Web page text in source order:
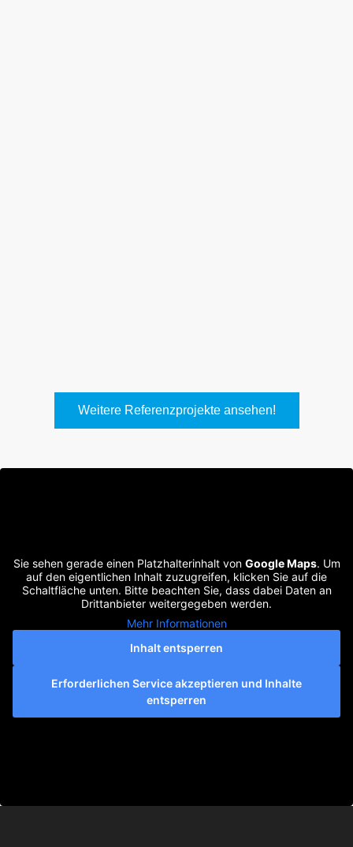
Weitere Referenzprojekte ansehen!
Sie sehen gerade einen Platzhalterinhalt von Google Maps. Um
auf den eigentlichen Inhalt zuzugreifen, klicken Sie auf die
Schaltfläche unten. Bitte beachten Sie, dass dabei Daten an
Drittanbieter weitergegeben werden.
Mehr Informationen
Inhalt entsperren
Erforderlichen Service akzeptieren und Inhalte
entsperren